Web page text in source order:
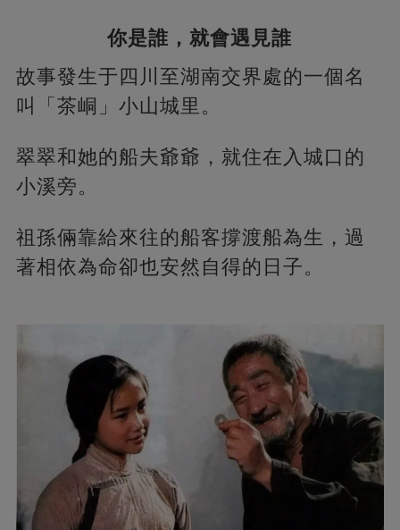
你是誰，就會遇見誰
故事發生于四川至湖南交界處的一個名
叫「茶峒」小山城里。
翠翠和她的船夫爺爺，就住在入城口的
小溪旁。
祖孫倆靠給來往的船客撐渡船為生，過
著相依為命卻也安然自得的日子。